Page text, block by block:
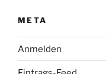
META
Anmelden